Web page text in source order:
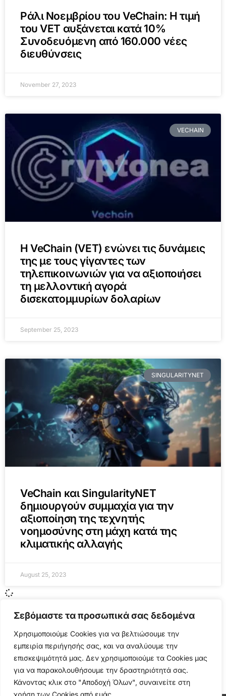
Σεβόμαστε τα προσωπικά σας δεδομένα
Χρησιμοποιούμε Cookies για να βελτιώσουμε την
εμπειρία περιήγησής σας, και να αναλύουμε την
επισκεψιμότητά μας. Δεν χρησιμοποιούμε τα Cookies μας
για να παρακολουθήσουμε την δραστηριότητά σας.
Κάνοντας κλικ στο "Αποδοχή Όλων", συναινείτε στη
χρήση των Cookies από εμάς.
Ράλι Νοεμβρίου του VeChain: Η τιμή
του VET αυξάνεται κατά 10%
Συνοδευόμενη από 160.000 νέες
διευθύνσεις
November 27, 2023
VECHAIN
Η VeChain (VET) ενώνει τις δυνάμεις
της με τους γίγαντες των
τηλεπικοινωνιών για να αξιοποιήσει
τη μελλοντική αγορά
δισεκατομμυρίων δολαρίων
September 25, 2023
SINGULARITYNET
VeChain και SingularityNET
δημιουργούν συμμαχία για την
αξιοποίηση της τεχνητής
νοημοσύνης στη μάχη κατά της
κλιματικής αλλαγής
August 25, 2023